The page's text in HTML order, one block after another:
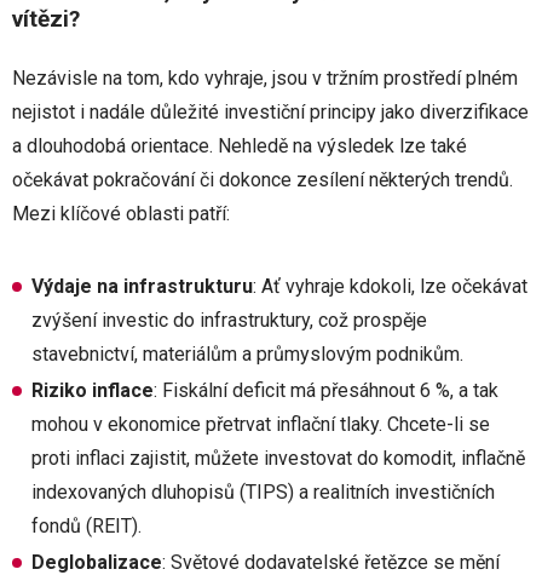
vítězi?
Nezávisle na tom, kdo vyhraje, jsou v tržním prostředí plném
nejistot i nadále důležité investiční principy jako diverzifikace
a dlouhodobá orientace. Nehledě na výsledek lze také
očekávat pokračování či dokonce zesílení některých trendů.
Mezi klíčové oblasti patří:
Výdaje na infrastrukturu: Ať vyhraje kdokoli, lze očekávat
zvýšení investic do infrastruktury, což prospěje
stavebnictví, materiálům a průmyslovým podnikům.
Riziko inflace: Fiskální deficit má přesáhnout 6 %, a tak
mohou v ekonomice přetrvat inflační tlaky. Chcete-li se
proti inflaci zajistit, můžete investovat do komodit, inflačně
indexovaných dluhopisů (TIPS) a realitních investičních
fondů (REIT).
Deglobalizace: Světové dodavatelské řetězce se mění